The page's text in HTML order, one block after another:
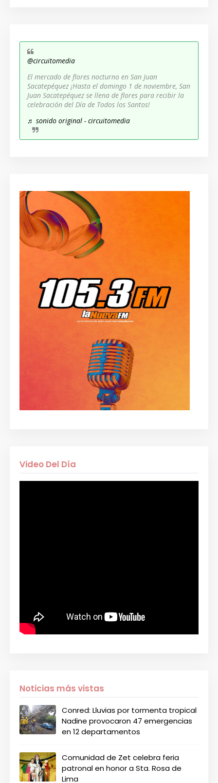
@circuitomedia
El mercado de flores nocturno en San Juan
Sacatepéquez ¡Hasta el domingo 1 de noviembre, San
Juan Sacatepéquez se llena de flores para recibir la
celebración del Día de Todos los Santos!
♬ sonido original - circuitomedia
Video Del Día
Noticias más vistas
Conred: Lluvias por tormenta tropical
Nadine provocaron 47 emergencias
en 12 departamentos
Comunidad de Zet celebra feria
patronal en honor a Sta. Rosa de
Lima